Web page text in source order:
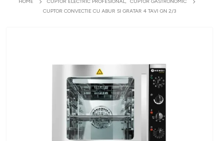
CUPTOR CONVECTIE CU ABUR SI GRATAR 4 TAVI GN 2/3